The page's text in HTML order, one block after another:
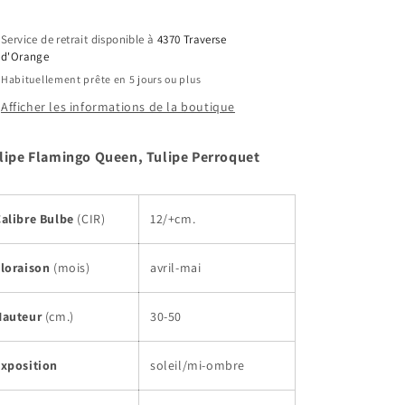
Queen,
Tulipe
Perroquet
Queen,
Perroquet
Service de retrait disponible à 4370 Traverse
d'Orange
Habituellement prête en 5 jours ou plus
Afficher les informations de la boutique
Flamingo Queen, Tulipe Perroquet
Bulbe (CIR) 12/+cm.
(mois) avril-mai
(cm.) 30-50
soleil/mi-ombre